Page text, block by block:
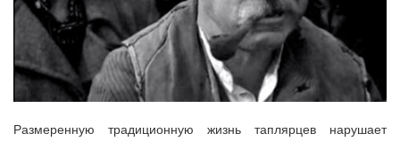
Размеренную традиционную жизнь таплярцев нарушает